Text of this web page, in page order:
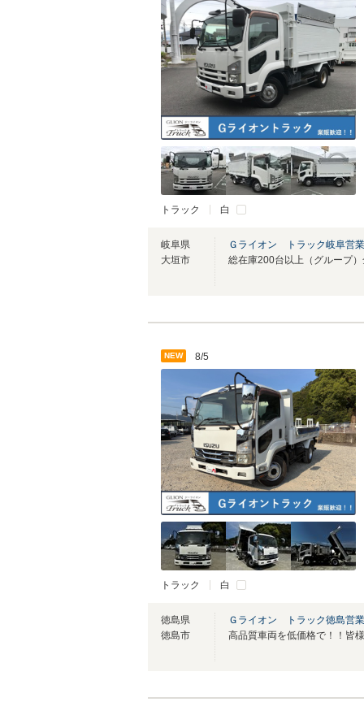
トラック 白
岐阜県
大垣市
Ｇライオン トラック岐阜営
NEW 8/5
トラック 白
徳島県
徳島市
Ｇライオン トラック徳島営